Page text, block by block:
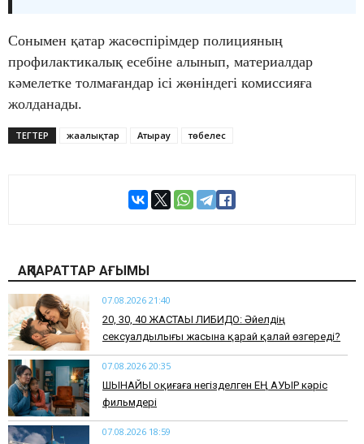
Сонымен қатар жасөспірімдер полицияның
профилактикалық есебіне алынып, материалдар
кәмелетке толмағандар ісі жөніндегі комиссияға
жолданады.
ТЕГТЕР жаңалықтар Атырау төбелес
АҚПАРАТТАР АҒЫМЫ
07.08.2026 21:40
​20, 30, 40 ЖАСТАҒЫ ЛИБИДО: Әйелдің
сексуалдылығы жасына қарай қалай өзгереді?
07.08.2026 20:35
​ШЫНАЙЫ оқиғаға негізделген ЕҢ АУЫР кәріс
фильмдері
07.08.2026 18:59